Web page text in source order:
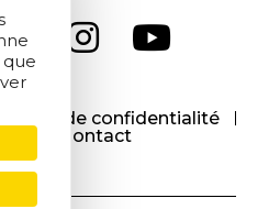
de confidentialité
Contact